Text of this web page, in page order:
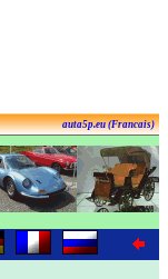
auta5p.eu (Francais)